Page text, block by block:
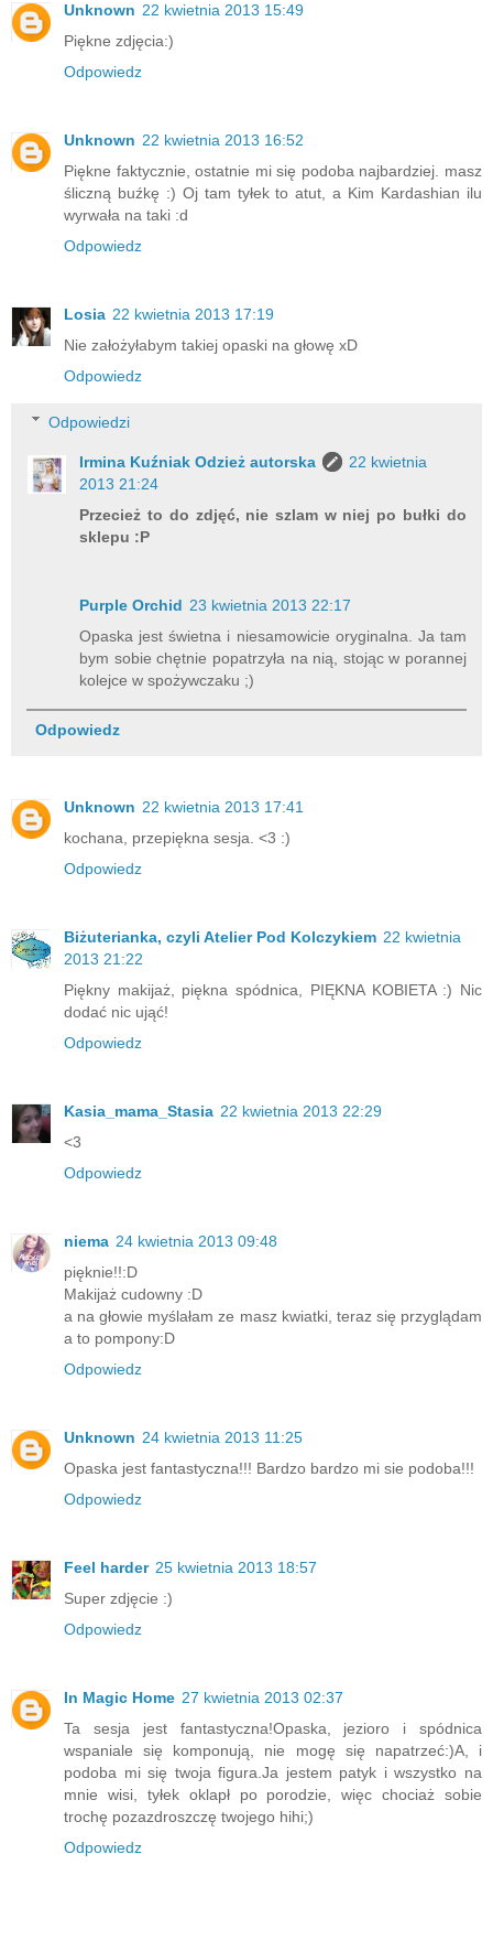
Unknown 22 kwietnia 2013 15:49
Piękne zdjęcia:)
Odpowiedz
Unknown 22 kwietnia 2013 16:52
Piękne faktycznie, ostatnie mi się podoba najbardziej. masz
śliczną buźkę :) Oj tam tyłek to atut, a Kim Kardashian ilu
wyrwała na taki :d
Odpowiedz
Losia 22 kwietnia 2013 17:19
Nie założyłabym takiej opaski na głowę xD
Odpowiedz
Odpowiedzi
Irmina Kuźniak Odzież autorska
22 kwietnia
2013 21:24
Przecież to do zdjęć, nie szlam w niej po bułki do
sklepu :P
Purple Orchid 23 kwietnia 2013 22:17
Opaska jest świetna i niesamowicie oryginalna. Ja tam
bym sobie chętnie popatrzyła na nią, stojąc w porannej
kolejce w spożywczaku ;)
Odpowiedz
Unknown 22 kwietnia 2013 17:41
kochana, przepiękna sesja. <3 :)
Odpowiedz
Biżuterianka, czyli Atelier Pod Kolczykiem 22 kwietnia
2013 21:22
Piękny makijaż, piękna spódnica, PIĘKNA KOBIETA :) Nic
dodać nic ująć!
Odpowiedz
Kasia_mama_Stasia 22 kwietnia 2013 22:29
<3
Odpowiedz
niema 24 kwietnia 2013 09:48
pięknie!!:D
Makijaż cudowny :D
a na głowie myślałam ze masz kwiatki, teraz się przyglądam
a to pompony:D
Odpowiedz
Unknown 24 kwietnia 2013 11:25
Opaska jest fantastyczna!!! Bardzo bardzo mi sie podoba!!!
Odpowiedz
Feel harder 25 kwietnia 2013 18:57
Super zdjęcie :)
Odpowiedz
In Magic Home 27 kwietnia 2013 02:37
Ta sesja jest fantastyczna!Opaska, jezioro i spódnica
wspaniale się komponują, nie mogę się napatrzeć:)A, i
podoba mi się twoja figura.Ja jestem patyk i wszystko na
mnie wisi, tyłek oklapł po porodzie, więc chociaż sobie
trochę pozazdroszczę twojego hihi;)
Odpowiedz